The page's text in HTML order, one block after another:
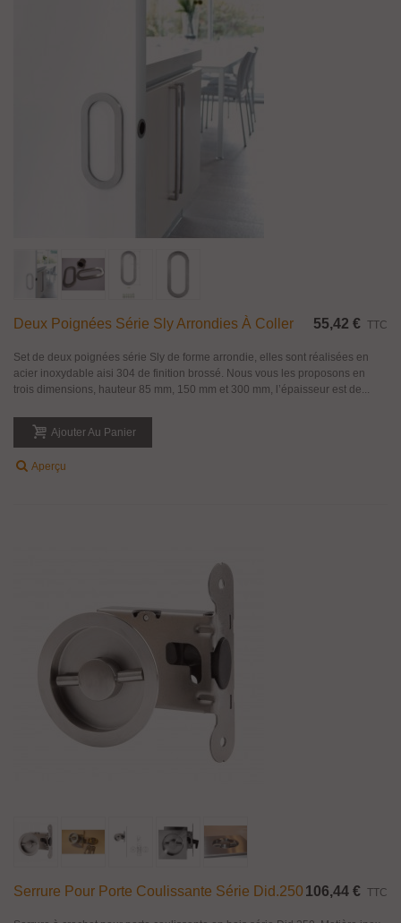
Deux Poignées Série Sly Arrondies À Coller 55,42 € TTC
Set de deux poignées série Sly de forme arrondie, elles sont réalisées en
acier inoxydable aisi 304 de finition brossé. Nous vous les proposons en
trois dimensions, hauteur 85 mm, 150 mm et 300 mm, l’épaisseur est de...
Ajouter Au Panier
Aperçu
Serrure Pour Porte Coulissante Série Did.250 106,44 € TTC